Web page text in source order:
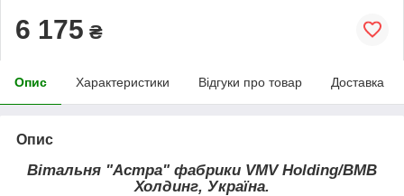
6 175 ₴
Опис Характеристики Відгуки про товар Доставка
Опис
Вітальня "Астра" фабрики VMV Holding/ВМВ
Холдинг, Україна.